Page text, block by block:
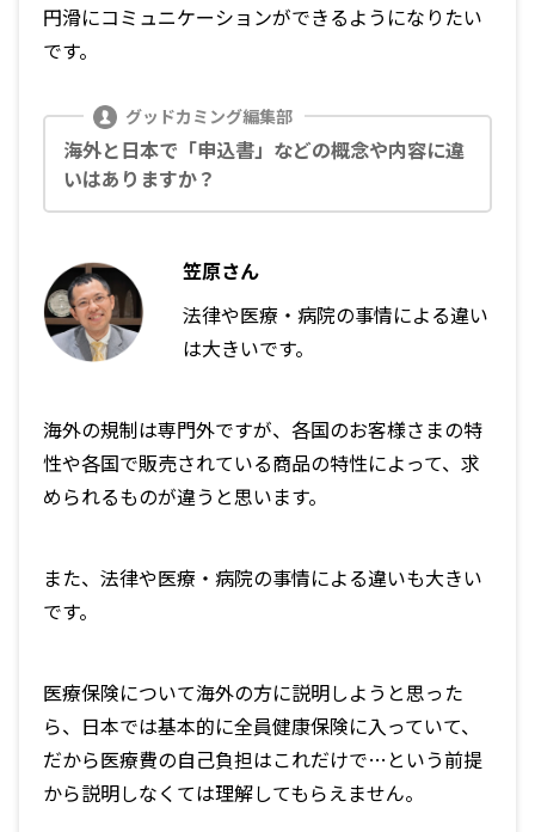
円滑にコミュニケーションができるようになりたい
です。
海外と日本で「申込書」などの概念や内容に違
いはありますか？
笠原さん
法律や医療・病院の事情による違い
は大きいです。
海外の規制は専門外ですが、各国のお客様さまの特
性や各国で販売されている商品の特性によって、求
められるものが違うと思います。
また、法律や医療・病院の事情による違いも大きい
です。
医療保険について海外の方に説明しようと思った
ら、日本では基本的に全員健康保険に入っていて、
だから医療費の自己負担はこれだけで…という前提
から説明しなくては理解してもらえません。